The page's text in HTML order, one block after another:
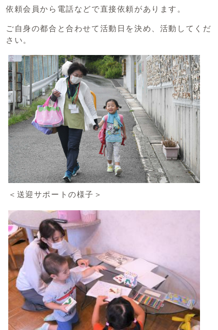
依頼会員から電話などで直接依頼があります。
ご自身の都合と合わせて活動日を決め、活動してくだ
さい。
＜送迎サポートの様子＞